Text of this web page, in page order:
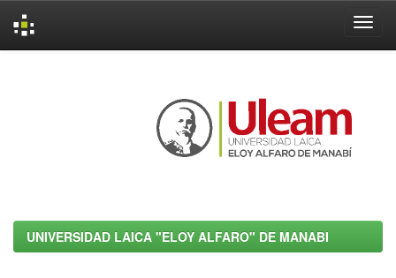
UNIVERSIDAD LAICA "ELOY ALFARO" DE MANABI